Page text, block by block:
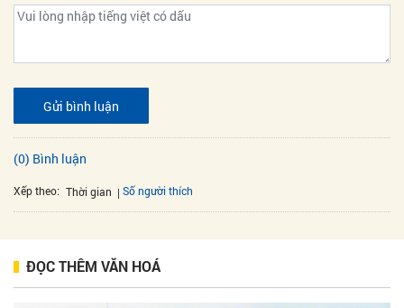
Gửi bình luận
(0) Bình luận
Xếp theo: Thời gian Số người thích
ĐỌC THÊM VĂN HOÁ